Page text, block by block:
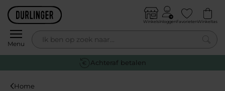
Skip to content
Menu
WinkelsInloggenFavorietenWinkeltas
0
Achteraf betalen
Home